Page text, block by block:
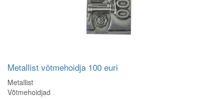
Metallist võtmehoidja 100 euri
Metallist
Võtmehoidjad